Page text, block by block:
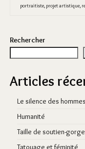
portraitiste, projet artistique,
Rechercher
Articles
Le silence des
Humanité
Taille de soutien-gorge
Tatouage et féminité